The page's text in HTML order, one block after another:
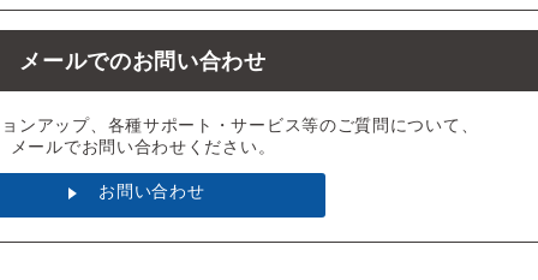
メールでのお問い合わせ
ンアップ、各種サポート・サービス等のご質問について、
メールでお問い合わせください。
お問い合わせ